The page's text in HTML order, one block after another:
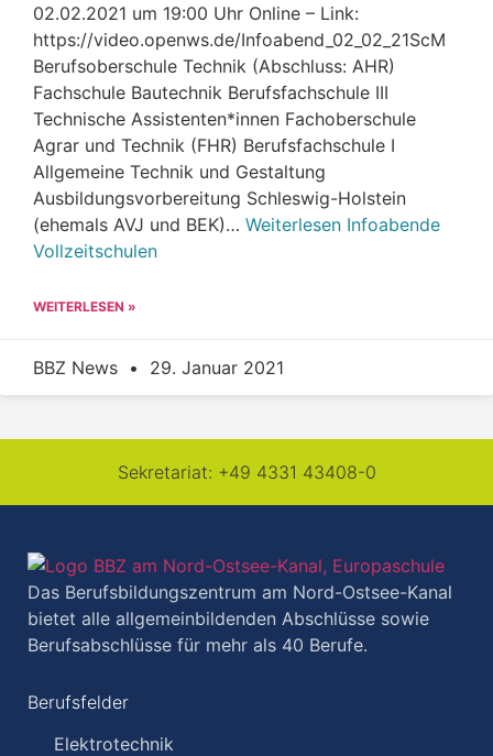
02.02.2021 um 19:00 Uhr Online – Link:
https://video.openws.de/Infoabend_02_02_21ScM
Berufsoberschule Technik (Abschluss: AHR)
Fachschule Bautechnik Berufsfachschule III
Technische Assistenten*innen Fachoberschule
Agrar und Technik (FHR) Berufsfachschule I
Allgemeine Technik und Gestaltung
Ausbildungsvorbereitung Schleswig-Holstein
(ehemals AVJ und BEK)… Weiterlesen Infoabende
Vollzeitschulen
WEITERLESEN »
BBZ News 29. Januar 2021
Sekretariat: +49 4331 43408-0
Das Berufsbildungszentrum am Nord-Ostsee-Kanal
bietet alle allgemeinbildenden Abschlüsse sowie
Berufsabschlüsse für mehr als 40 Berufe.
Berufsfelder
Elektrotechnik